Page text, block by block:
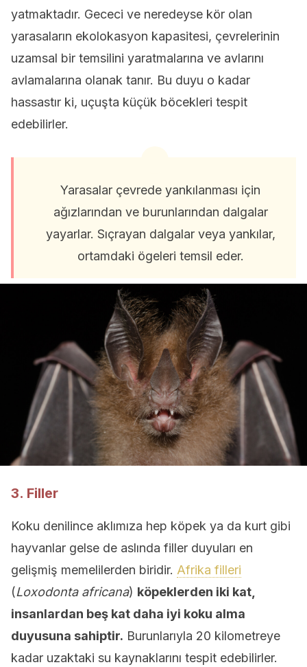
yatmaktadır. Gececi ve neredeyse kör olan
yarasaların ekolokasyon kapasitesi, çevrelerinin
uzamsal bir temsilini yaratmalarına ve avlarını
avlamalarına olanak tanır. Bu duyu o kadar
hassastır ki, uçuşta küçük böcekleri tespit
edebilirler.
Yarasalar çevrede yankılanması için
ağızlarından ve burunlarından dalgalar
yayarlar. Sıçrayan dalgalar veya yankılar,
ortamdaki ögeleri temsil eder.
3. Filler
Koku denilince aklımıza hep köpek ya da kurt gibi
hayvanlar gelse de aslında filler duyuları en
gelişmiş memelilerden biridir. Afrika filleri
(Loxodonta africana) köpeklerden iki kat,
insanlardan beş kat daha iyi koku alma
duyusuna sahiptir. Burunlarıyla 20 kilometreye
kadar uzaktaki su kaynaklarını tespit edebilirler.